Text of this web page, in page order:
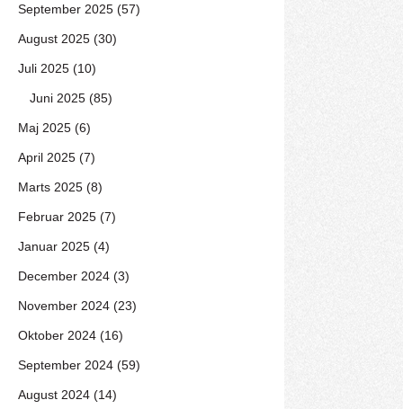
September 2025 (57)
August 2025 (30)
Juli 2025 (10)
Juni 2025 (85)
Maj 2025 (6)
April 2025 (7)
Marts 2025 (8)
Februar 2025 (7)
Januar 2025 (4)
December 2024 (3)
November 2024 (23)
Oktober 2024 (16)
September 2024 (59)
August 2024 (14)